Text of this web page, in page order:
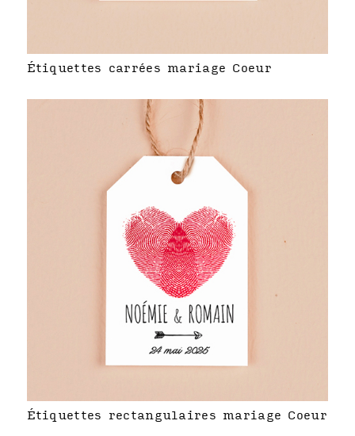
Étiquettes carrées mariage Coeur
Étiquettes rectangulaires mariage Coeur